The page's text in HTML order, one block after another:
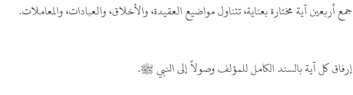
جمع أربعين آية مختارة بعناية، تتناول مواضيع العقيدة، والأخلاق، والعبادات، والمعاملات.
إرفاق كل آية بالسند الكامل للمؤلف وصولاً إلى النبي ﷺ.